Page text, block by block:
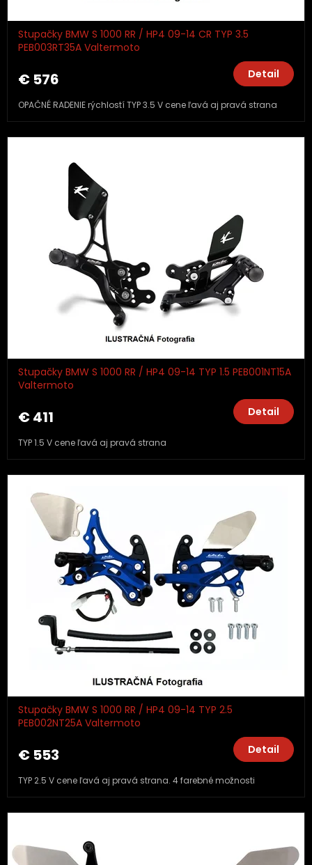
Stupačky BMW S 1000 RR / HP4 09-14 CR TYP 3.5
PEB003RT35A Valtermoto
€ 576 Detail
OPAČNÉ RADENIE rýchlostí TYP 3.5 V cene ľavá aj pravá strana
Stupačky BMW S 1000 RR / HP4 09-14 TYP 1.5 PEB001NT15A
Valtermoto
€ 411 Detail
TYP 1.5 V cene ľavá aj pravá strana
Stupačky BMW S 1000 RR / HP4 09-14 TYP 2.5
PEB002NT25A Valtermoto
€ 553 Detail
TYP 2.5 V cene ľavá aj pravá strana. 4 farebné možnosti